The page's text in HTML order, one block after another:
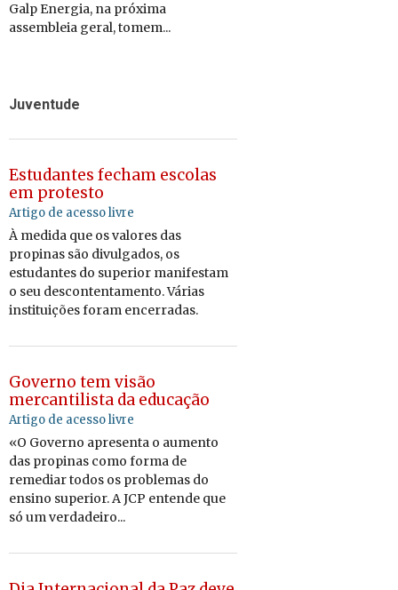
Galp Energia, na próxima
assembleia geral, tomem...
Juventude
Estudantes fecham escolas
em protesto
Artigo de acesso livre
À medida que os valores das
propinas são divulgados, os
estudantes do superior manifestam
o seu descontentamento. Várias
instituições foram encerradas.
Governo tem visão
mercantilista da educação
Artigo de acesso livre
«O Governo apresenta o aumento
das propinas como forma de
remediar todos os problemas do
ensino superior. A JCP entende que
só um verdadeiro...